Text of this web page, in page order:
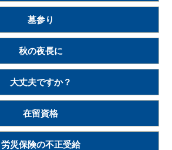
墓参り
秋の夜長に
大丈夫ですか？
在留資格
労災保険の不正受給